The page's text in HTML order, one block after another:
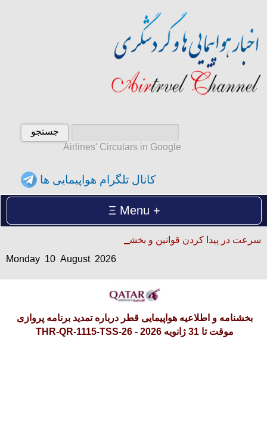
Airlines' Circulars in Google
کانال تلگرام هواپیمایی ها
Menu
سرعت در پیدا کردن قوانین و بخشنامه ها
Monday 10 August 2026
Monday 10 August 2026
بخشنامه و اطلاعیه هواپیمایی قطر درباره تمدید برنامه پروازی
موقت تا 31 ژانویه 2026 - THR-QR-1115-TSS-26